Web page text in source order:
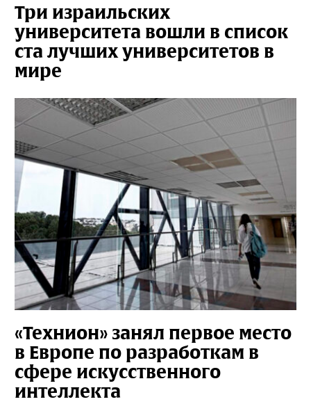
Три израильских
университета вошли в список
ста лучших университетов в
мире
«Технион» занял первое место
в Европе по разработкам в
сфере искусственного
интеллекта